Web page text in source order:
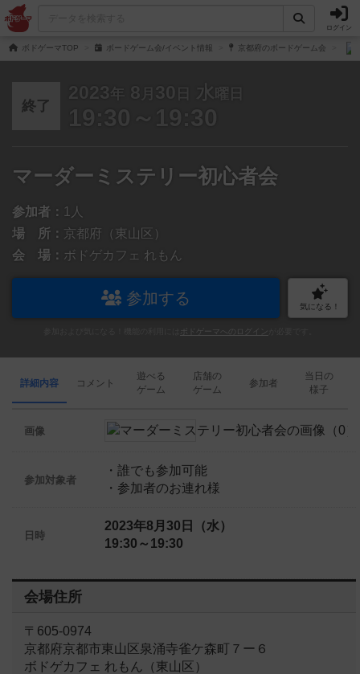
ログイン
ボドゲーマTOP ボードゲーム会/イベント情報 京都府のボードゲーム会
終了
2023年 8 月 30 日 水 曜日
19:30～19:30
マーダーミステリー初心者会
参加者： 1人
場 所： 京都府（東山区）
会 場： ボドゲカフェ れもん
参加する 気になる！
ボドゲーマへのログイン
詳細内容 コメント
遊べる
ゲーム
店舗の
ゲーム
参加者
当日の
様子
画像
参加対象者
・誰でも参加可能
・参加者のお連れ様
日時
2023年8月30日（水）
19:30～19:30
会場住所
〒605-0974
京都府京都市東山区泉涌寺雀ケ森町７ー６
ボドゲカフェ れもん（東山区）